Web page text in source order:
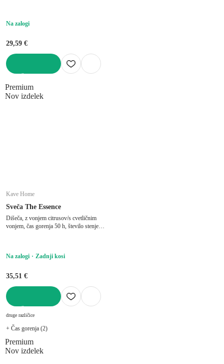
Na zalogi
29,59 €
Premium
Nov izdelek
Kave Home
Sveča The Essence
Dišeča, z vonjem citrusov/s cvetličnim
vonjem, čas gorenja 50 h, število stenjev 1
Na zalogi Zadnji kosi
35,51 €
druge različice
+ Čas gorenja (2)
Premium
Nov izdelek